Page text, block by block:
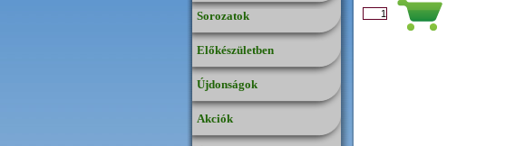
Sorozatok
Előkészületben
Újdonságok
Akciók